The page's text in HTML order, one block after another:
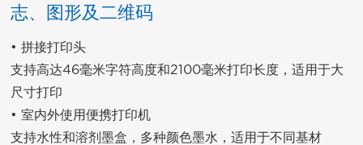
志、图形及二维码
• 拼接打印头
支持高达46毫米字符高度和2100毫米打印长度，适用于大
尺寸打印
• 室内外使用便携打印机
支持水性和溶剂墨盒，多种颜色墨水，适用于不同基材